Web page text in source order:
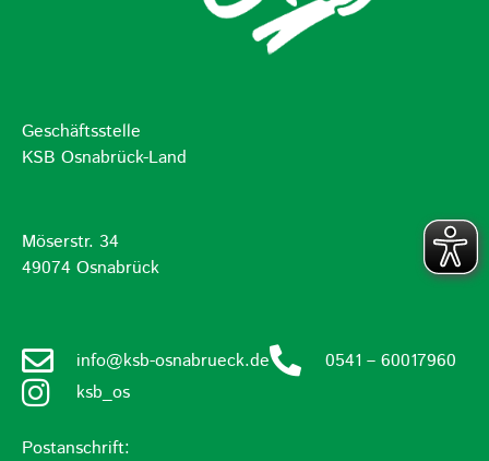
Geschäftsstelle
KSB Osnabrück-Land
Möserstr. 34
49074 Osnabrück
info@ksb-osnabrueck.de
0541 – 60017960
ksb_os
Postanschrift: